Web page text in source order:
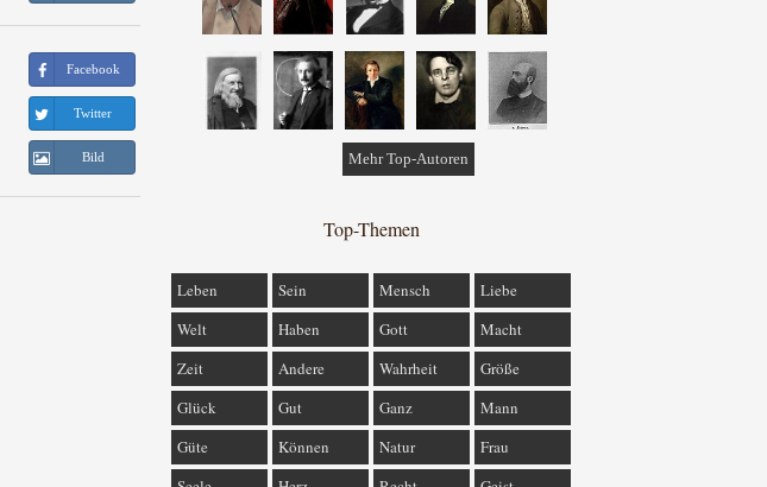
Facebook
Twitter
Bild Mehr Top-Autoren
Top-Themen
Leben Sein Mensch
Liebe
Welt
Haben Gott
Macht
Zeit
Andere Wahrheit
Größe
Glück
Gut Ganz
Mann
Güte
Können Natur
Frau